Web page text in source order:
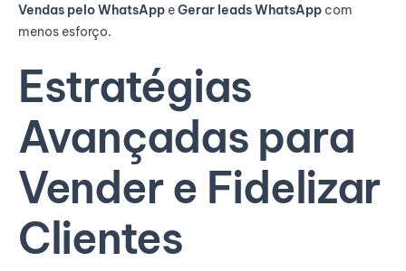
Vendas pelo WhatsApp eGerar leads WhatsApp com
menos esforço.
Estratégias
Avançadas para
Vender e Fidelizar
Clientes